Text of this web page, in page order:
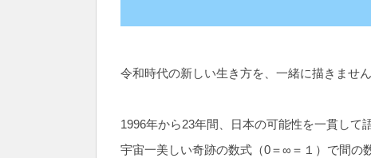
令和時代の新しい生き方を、一緒に描きませ
1996年から23年間、日本の可能性を一貫して
宇宙一美しい奇跡の数式（0＝∞＝１）で間の